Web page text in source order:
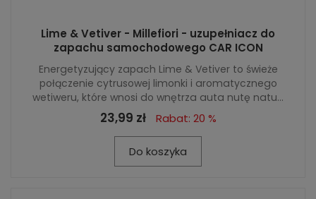
Lime & Vetiver - Millefiori - uzupełniacz do
zapachu samochodowego CAR ICON
Energetyzujący zapach Lime & Vetiver to świeże
połączenie cytrusowej limonki i aromatycznego
wetiweru, które wnosi do wnętrza auta nutę natu...
23,99 zł Rabat: 20 %
Do koszyka